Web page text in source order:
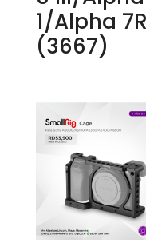
1/Alpha
(3667)